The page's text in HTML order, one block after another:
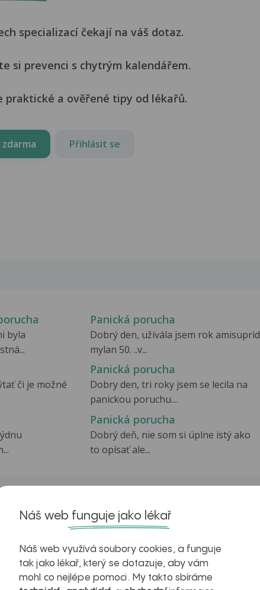
specializací čekají na váš dotaz.
si prevenci s chytrým kalendářem.
praktické a ověřené tipy od lékařů.
Přihlásit se
byla
Panická porucha
Dobrý den, užívála jsem rok amisuprid
mylan 50. ..v...
či je možné
Panická porucha
Dobry den, tri roky jsem se lecila na
panickou poruchu....
Panická porucha
Dobrý deň, nie som si úplne istý ako
to opísať ale...
Náš web funguje jako lékař
Náš web využívá soubory cookies, a funguje
tak jako lékař, který se dotazuje, aby vám
mohl co nejlépe pomoci. My takto sbíráme